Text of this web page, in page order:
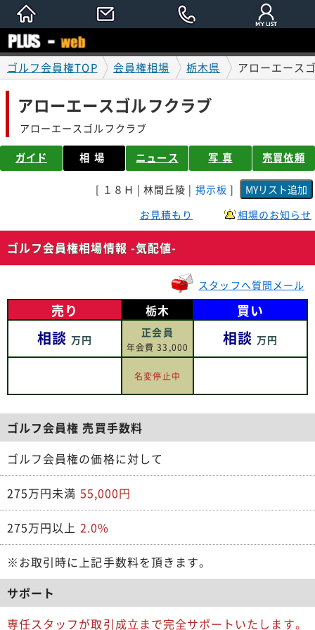
ゴルフ会員権TOP 会員権相場 栃木県 アローエース
アローエースゴルフクラブ
アローエースゴルフクラブ
ガイド 相場 ニュース 写 真 売買依頼
[ １８Ｈ | 林間丘陵 | 掲示板 ]
お見積もり
相場のお知らせ
ゴルフ会員権相場情報 -気配値-
スタッフへ質問メール
売り
相談万円
栃木
正会員
年会費 33,000
名変停止中
買い
相談万円
ゴルフ会員権 売買手数料
ゴルフ会員権の価格に対して
275万円未満 55,000円
275万円以上 2.0%
※お取引時に上記手数料を頂きます。
サポート
専任スタッフが取引成立まで完全サポートいたします。